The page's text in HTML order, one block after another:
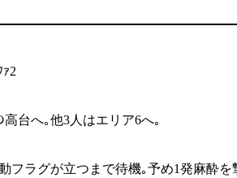
2
台へ｡他3人はエリア6へ｡
フラグが立つまで待機｡予め1発麻酔